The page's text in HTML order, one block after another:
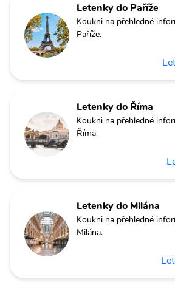
Letenky do Paříže
Koukni na přehledné
Paříže.
Letenky do Říma
Koukni na přehledné
Říma.
Letenky do Milána
Koukni na přehledné
Milána.